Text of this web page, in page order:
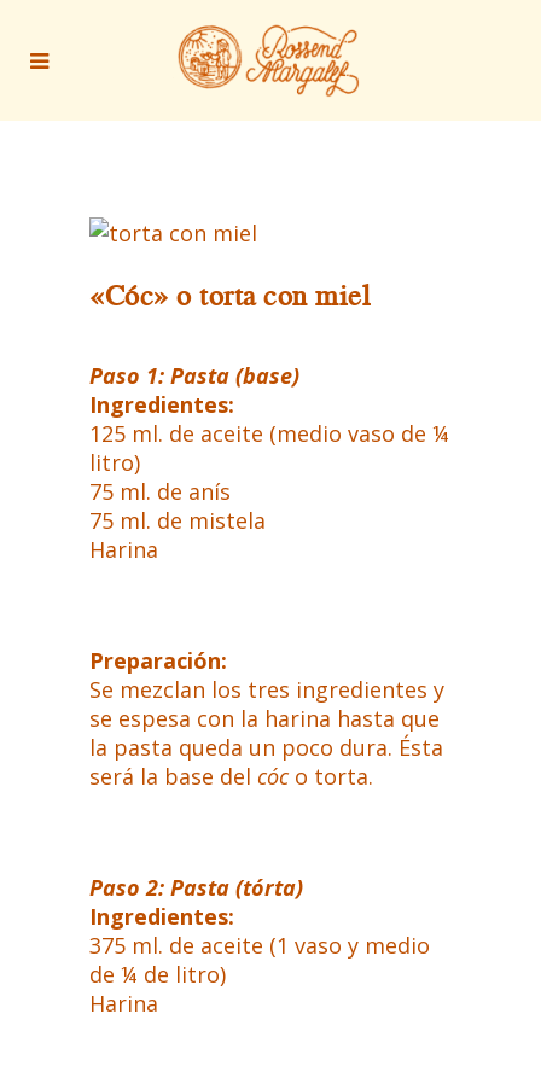
«Cóc» o torta con miel
Paso 1: Pasta (base)
Ingredientes:
125 ml. de aceite (medio vaso de ¼
litro)
75 ml. de anís
75 ml. de mistela
Harina
Preparación:
Se mezclan los tres ingredientes y
se espesa con la harina hasta que
la pasta queda un poco dura. Ésta
será la base del cóco torta.
Paso 2: Pasta (tórta)
Ingredientes:
375 ml. de aceite (1 vaso y medio
de ¼ de litro)
Harina